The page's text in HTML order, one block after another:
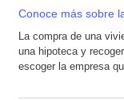
Conoce más sobre
La compra de una
una hipoteca y
escoger la empresa